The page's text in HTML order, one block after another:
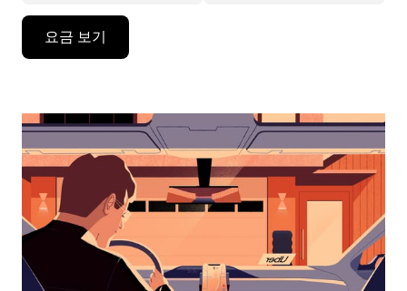
작
면
아
래
화
살
표
요금 보기